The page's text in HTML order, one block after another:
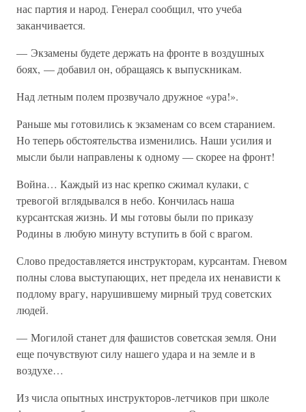
нас партия и народ. Генерал сообщил, что учеба
заканчивается.
— Экзамены будете держать на фронте в воздушных
боях, — добавил он, обращаясь к выпускникам.
Над летным полем прозвучало дружное «ура!».
Раньше мы готовились к экзаменам со всем старанием.
Но теперь обстоятельства изменились. Наши усилия и
мысли были направлены к одному — скорее на фронт!
Война… Каждый из нас крепко сжимал кулаки, с
тревогой вглядывался в небо. Кончилась наша
курсантская жизнь. И мы готовы были по приказу
Родины в любую минуту вступить в бой с врагом.
Слово предоставляется инструкторам, курсантам. Гневом
полны слова выступающих, нет предела их ненависти к
подлому врагу, нарушившему мирный труд советских
людей.
— Могилой станет для фашистов советская земля. Они
еще почувствуют силу нашего удара и на земле и в
воздухе…
Из числа опытных инструкторов-летчиков при школе